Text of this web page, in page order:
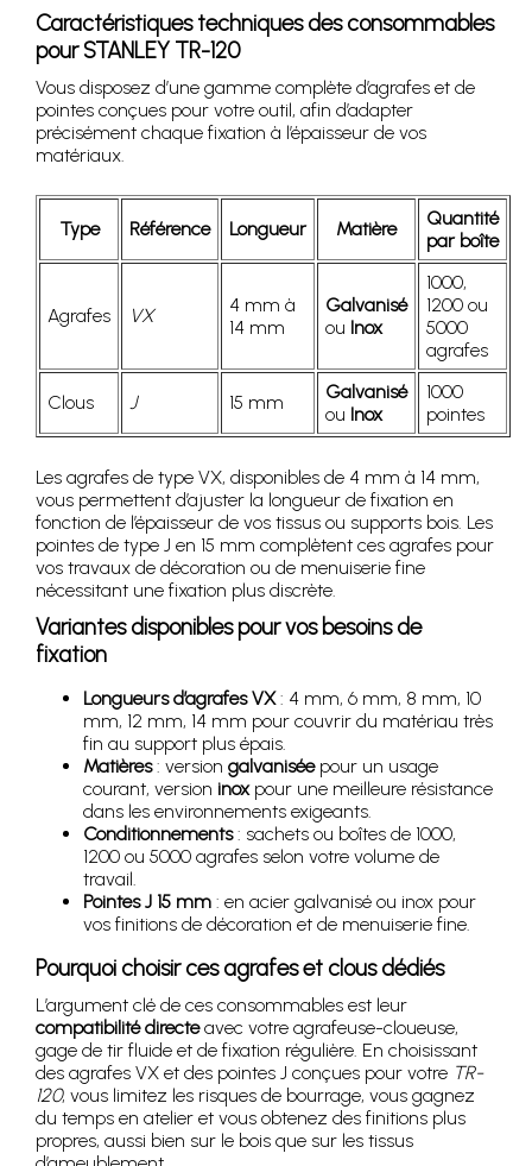
Caractéristiques techniques des consommables
pour STANLEY TR-120
Vous disposez d’une gamme complète d’agrafes et de
pointes conçues pour votre outil, afin d’adapter
précisément chaque fixation à l’épaisseur de vos
matériaux.
Type Référence Longueur Matière
Quantité
par boîte
Agrafes VX
4 mm à
14 mm
Galvanisé
ou Inox
1000,
1200 ou
5000
agrafes
Clous J 15 mm
Galvanisé
ou Inox
1000
pointes
Les agrafes de type VX, disponibles de 4 mm à 14 mm,
vous permettent d’ajuster la longueur de fixation en
fonction de l’épaisseur de vos tissus ou supports bois. Les
pointes de type J en 15 mm complètent ces agrafes pour
vos travaux de décoration ou de menuiserie fine
nécessitant une fixation plus discrète.
Variantes disponibles pour vos besoins de
fixation
Longueurs d’agrafes VX: 4 mm, 6 mm, 8 mm, 10
mm, 12 mm, 14 mm pour couvrir du matériau très
fin au support plus épais.
Matières: version galvaniséepour un usage
courant, version inoxpour une meilleure résistance
dans les environnements exigeants.
Conditionnements: sachets ou boîtes de 1000,
1200 ou 5000 agrafes selon votre volume de
travail.
Pointes J 15 mm : en acier galvanisé ou inox pour
vos finitions de décoration et de menuiserie fine.
Pourquoi choisir ces agrafes et clous dédiés
L’argument clé de ces consommables est leur
compatibilité directeavec votre agrafeuse-cloueuse,
gage de tir fluide et de fixation régulière. En choisissant
des agrafes VX et des pointes J conçues pour votre TR-
120, vous limitez les risques de bourrage, vous gagnez
du temps en atelier et vous obtenez des finitions plus
propres, aussi bien sur le bois que sur les tissus